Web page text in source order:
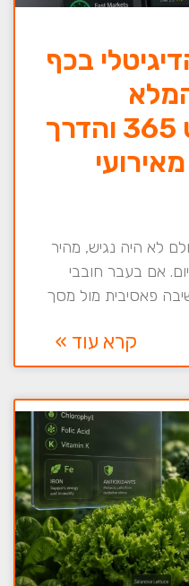
בכף
לפלטפורמת בט 365 והדרך
לא היה נגיש, מהיר
אם בעבר חובבי
פאסיבית מול מסך
קרא עוד »